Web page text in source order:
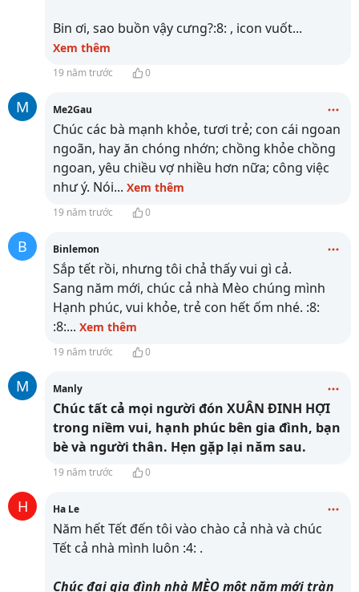
Bin ơi, sao buồn vậy cưng?:8: , icon vuốt...
Xem thêm
19 năm trước 0
M Me2Gau
Chúc các bà mạnh khỏe, tươi trẻ; con cái ngoan
ngoãn, hay ăn chóng nhớn; chồng khỏe chồng
ngoan, yêu chiều vợ nhiều hơn nữa; công việc
như ý. Nói... Xem thêm
19 năm trước 0
B Binlemon
Sắp tết rồi, nhưng tôi chả thấy vui gì cả.
Sang năm mới, chúc cả nhà Mèo chúng mình
Hạnh phúc, vui khỏe, trẻ con hết ốm nhé. :8:
:8:... Xem thêm
19 năm trước 0
M Manly
Chúc tất cả mọi người đón XUÂN ĐINH HỢI
trong niềm vui, hạnh phúc bên gia đình, bạn
bè và người thân. Hẹn gặp lại năm sau.
19 năm trước 0
H Ha Le
Năm hết Tết đến tôi vào chào cả nhà và chúc
Tết cả nhà mình luôn :4: .
Chúc đại gia đình nhà MÈO một năm mới tràn